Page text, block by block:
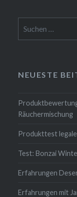
nach:
NEUESTE
Räuchermischung
Produkttest legale
Test: Bonzai
Erfahrungen
Erfahrungen mit